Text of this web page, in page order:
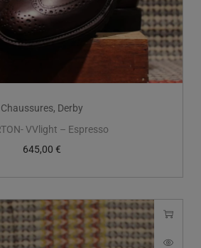
Chaussures, Derby
VVlight – Espresso
645,00 €